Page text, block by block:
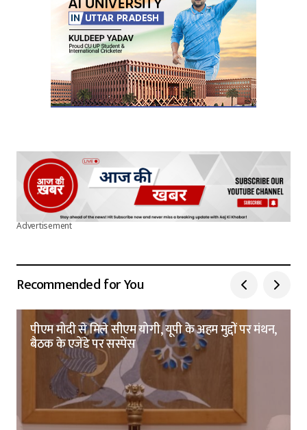
Advertisement
Recommended for You
पीएम मोदी से मिले सीएम योगी, यूपी के अहम मुद्दों पर मंथन,
बैठक के एजेंडे पर सस्पेंस